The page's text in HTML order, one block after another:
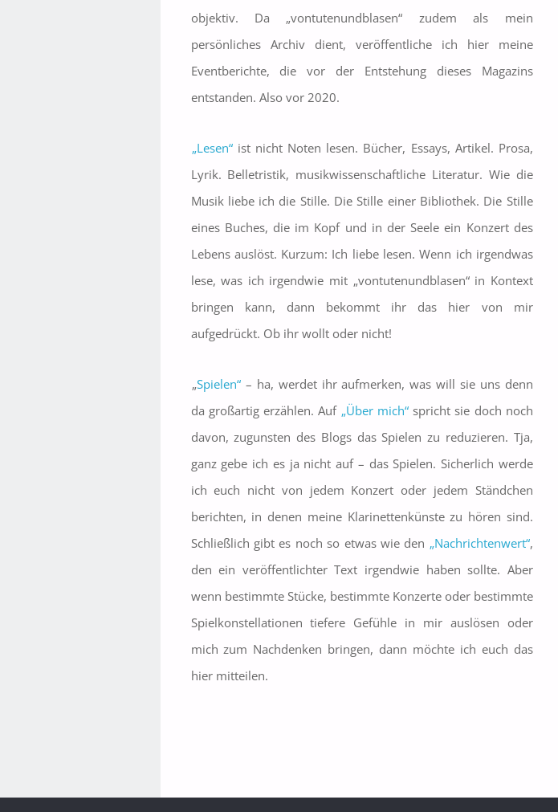
objektiv. Da „vontutenundblasen“ zudem als mein
persönliches Archiv dient, veröffentliche ich hier meine
Eventberichte, die vor der Entstehung dieses Magazins
entstanden. Also vor 2020.
„Lesen“ ist nicht Noten lesen. Bücher, Essays, Artikel. Prosa,
Lyrik. Belletristik, musikwissenschaftliche Literatur. Wie die
Musik liebe ich die Stille. Die Stille einer Bibliothek. Die Stille
eines Buches, die im Kopf und in der Seele ein Konzert des
Lebens auslöst. Kurzum: Ich liebe lesen. Wenn ich irgendwas
lese, was ich irgendwie mit „vontutenundblasen“ in Kontext
bringen kann, dann bekommt ihr das hier von mir
aufgedrückt. Ob ihr wollt oder nicht!
„Spielen“ – ha, werdet ihr aufmerken, was will sie uns denn
da großartig erzählen. Auf „Über mich“spricht sie doch noch
davon, zugunsten des Blogs das Spielen zu reduzieren. Tja,
ganz gebe ich es ja nicht auf – das Spielen. Sicherlich werde
ich euch nicht von jedem Konzert oder jedem Ständchen
berichten, in denen meine Klarinettenkünste zu hören sind.
Schließlich gibt es noch so etwas wie den „Nachrichtenwert“,
den ein veröffentlichter Text irgendwie haben sollte. Aber
wenn bestimmte Stücke, bestimmte Konzerte oder bestimmte
Spielkonstellationen tiefere Gefühle in mir auslösen oder
mich zum Nachdenken bringen, dann möchte ich euch das
hier mitteilen.